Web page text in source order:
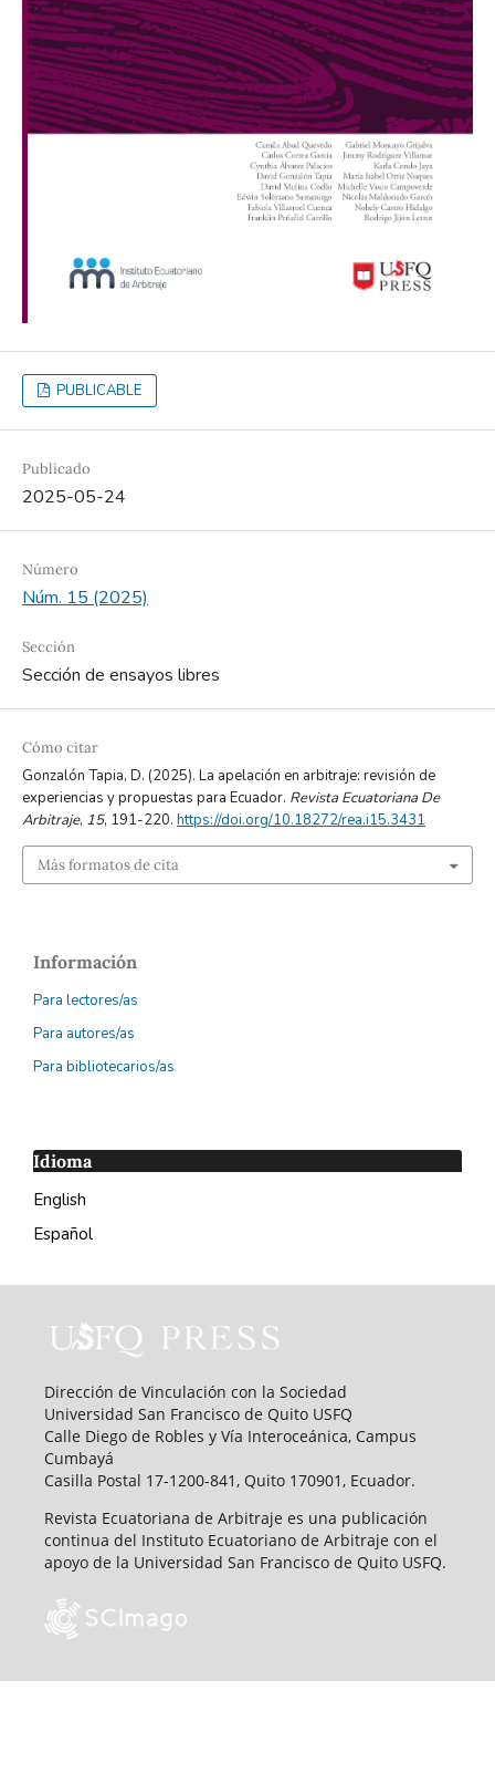
PUBLICABLE
Publicado
2025-05-24
Número
Núm. 15 (2025)
Sección
Sección de ensayos libres
Cómo citar
Gonzalón Tapia, D. (2025). La apelación en arbitraje: revisión de
experiencias y propuestas para Ecuador. Revista Ecuatoriana De
Arbitraje, 15, 191-220. https://doi.org/10.18272/rea.i15.3431
Más formatos de cita
Información
Para lectores/as
Para autores/as
Para bibliotecarios/as
Idioma
English
Español
Dirección de Vinculación con la Sociedad
Universidad San Francisco de Quito USFQ
Calle Diego de Robles y Vía Interoceánica, Campus
Cumbayá
Casilla Postal 17-1200-841, Quito 170901, Ecuador.
Revista Ecuatoriana de Arbitraje es una publicación
continua del Instituto Ecuatoriano de Arbitraje con el
apoyo de la Universidad San Francisco de Quito USFQ.